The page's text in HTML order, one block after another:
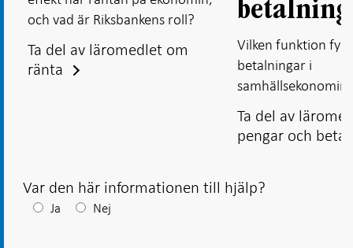
och vad är Riksbankens roll?
Ta del av läromedlet om
ränta
Vilken funktion
betalningar i
Ta del av
pengar och
Var den här informationen till hjälp?
EfterJa Nej